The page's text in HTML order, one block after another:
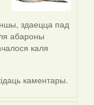
здаецца пад
абароны
каля
каментары.